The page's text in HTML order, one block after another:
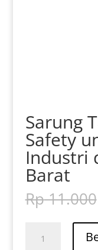
Sarung
Safety
Industri
Barat
Rp11.000
Sarung